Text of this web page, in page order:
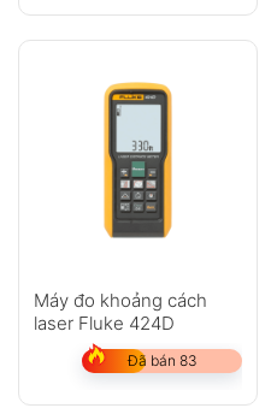
Máy đo khoảng cách
laser Fluke 424D
Đã bán 83